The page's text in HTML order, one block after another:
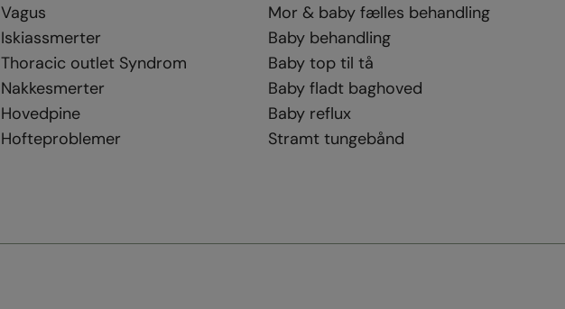
Vagus
Iskiassmerter
Thoracic outlet Syndrom
Nakkesmerter
Hovedpine
Hofteproblemer
Mor & baby fælles behandling
Baby behandling
Baby top til tå
Baby fladt baghoved
Baby reflux
Stramt tungebånd